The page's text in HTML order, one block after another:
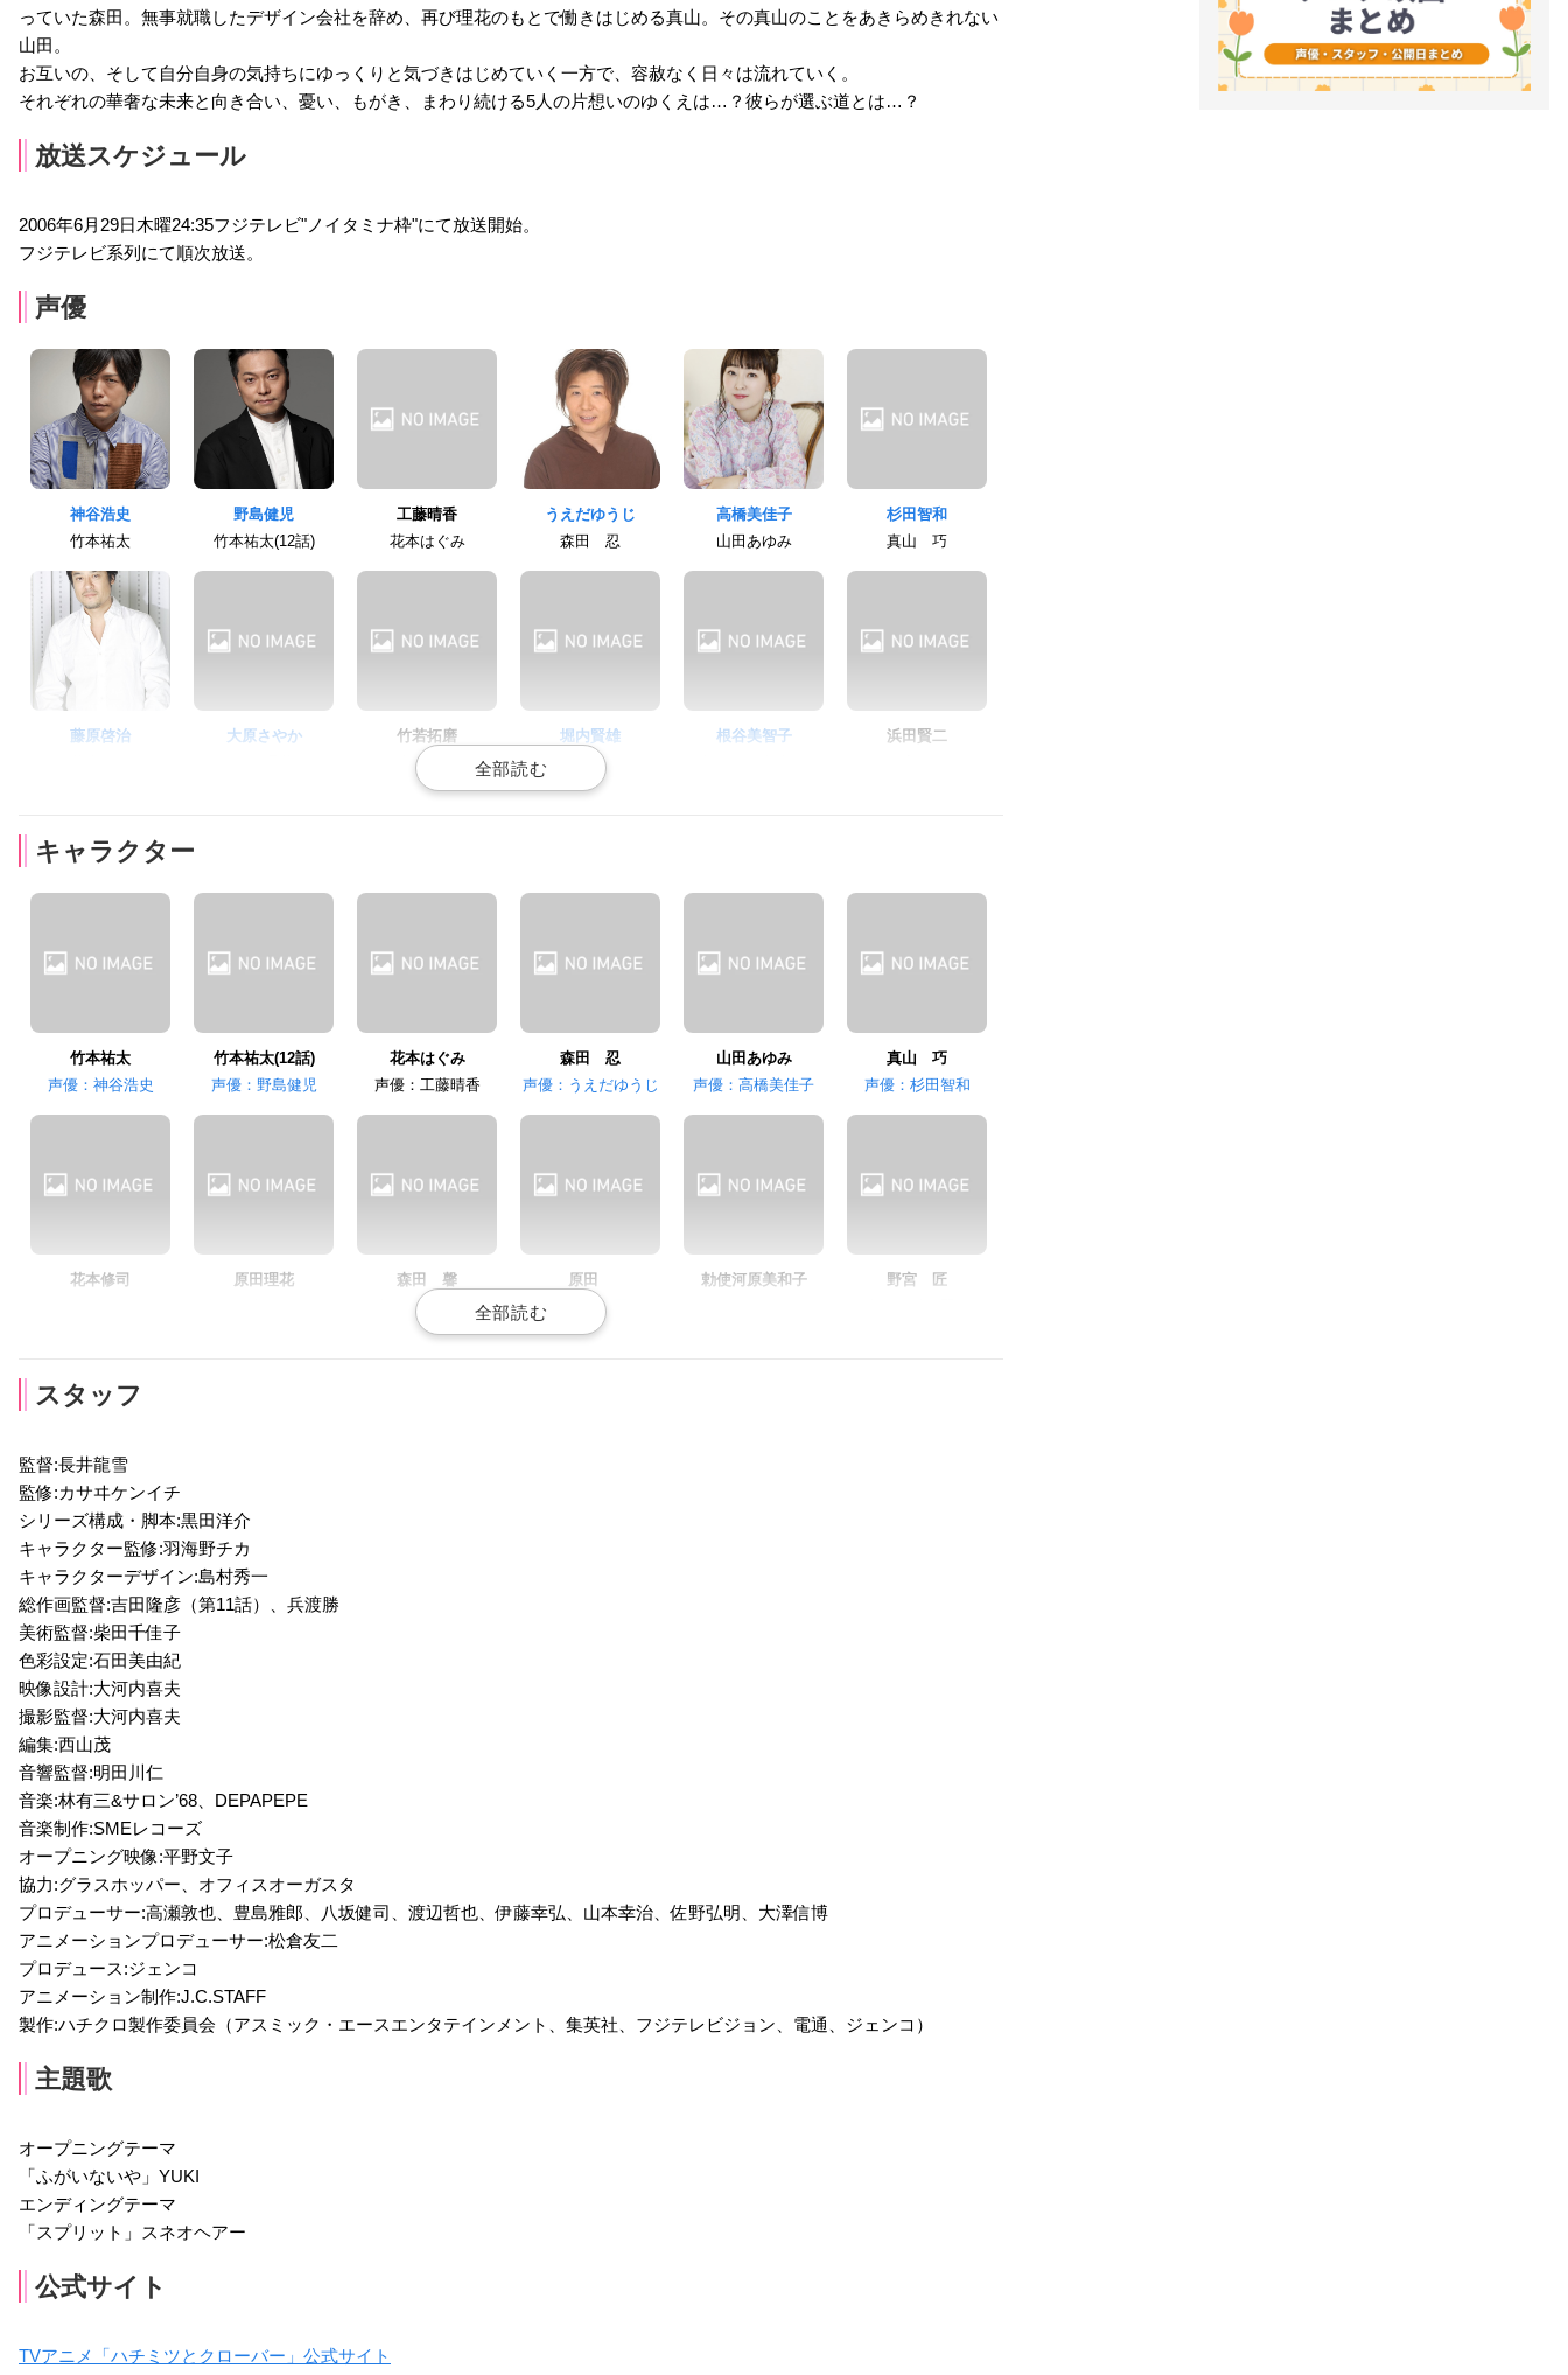
っていた森田。無事就職したデザイン会社を辞め、再び理花のもとで働きはじめる真山。その真山のことをあきらめきれない
山田。
お互いの、そして自分自身の気持ちにゆっくりと気づきはじめていく一方で、容赦なく日々は流れていく。
それぞれの華奢な未来と向き合い、憂い、もがき、まわり続ける5人の片想いのゆくえは…？彼らが選ぶ道とは…？
放送スケジュール
2006年6月29日木曜24:35フジテレビ"ノイタミナ枠"にて放送開始。
フジテレビ系列にて順次放送。
声優
神谷浩史
竹本祐太
野島健児
竹本祐太(12話)
工藤晴香
花本はぐみ
うえだゆうじ
森田 忍
高橋美佳子
山田あゆみ
杉田智和
真山 巧
藤原啓治
大原さやか
竹若拓磨
森田 馨
堀内賢雄
原田
根谷美智子
浜田賢二
土田大
キャラクター
竹本祐太
声優：神谷浩史
竹本祐太(12話)
声優：野島健児
花本はぐみ
声優：工藤晴香
森田 忍
声優：うえだゆうじ
山田あゆみ
声優：高橋美佳子
真山 巧
声優：杉田智和
花本修司
原田理花
森田 馨
声優：竹若拓磨
原田
声優：堀内賢雄
勅使河原美和子
野宮 匠
山崎一志
声優：土田大
スタッフ
監督:長井龍雪
監修:カサヰケンイチ
シリーズ構成・脚本:黒田洋介
キャラクター監修:羽海野チカ
キャラクターデザイン:島村秀一
総作画監督:吉田隆彦（第11話）、兵渡勝
美術監督:柴田千佳子
色彩設定:石田美由紀
映像設計:大河内喜夫
撮影監督:大河内喜夫
編集:西山茂
音響監督:明田川仁
音楽:林有三&サロン’68、DEPAPEPE
音楽制作:SMEレコーズ
オープニング映像:平野文子
協力:グラスホッパー、オフィスオーガスタ
プロデューサー:高瀬敦也、豊島雅郎、八坂健司、渡辺哲也、伊藤幸弘、山本幸治、佐野弘明、大澤信博
アニメーションプロデューサー:松倉友二
プロデュース:ジェンコ
アニメーション制作:J.C.STAFF
製作:ハチクロ製作委員会（アスミック・エースエンタテインメント、集英社、フジテレビジョン、電通、ジェンコ）
主題歌
オープニングテーマ
「ふがいないや」YUKI
エンディングテーマ
「スプリット」スネオヘアー
公式サイト
TVアニメ「ハチミツとクローバー」公式サイト